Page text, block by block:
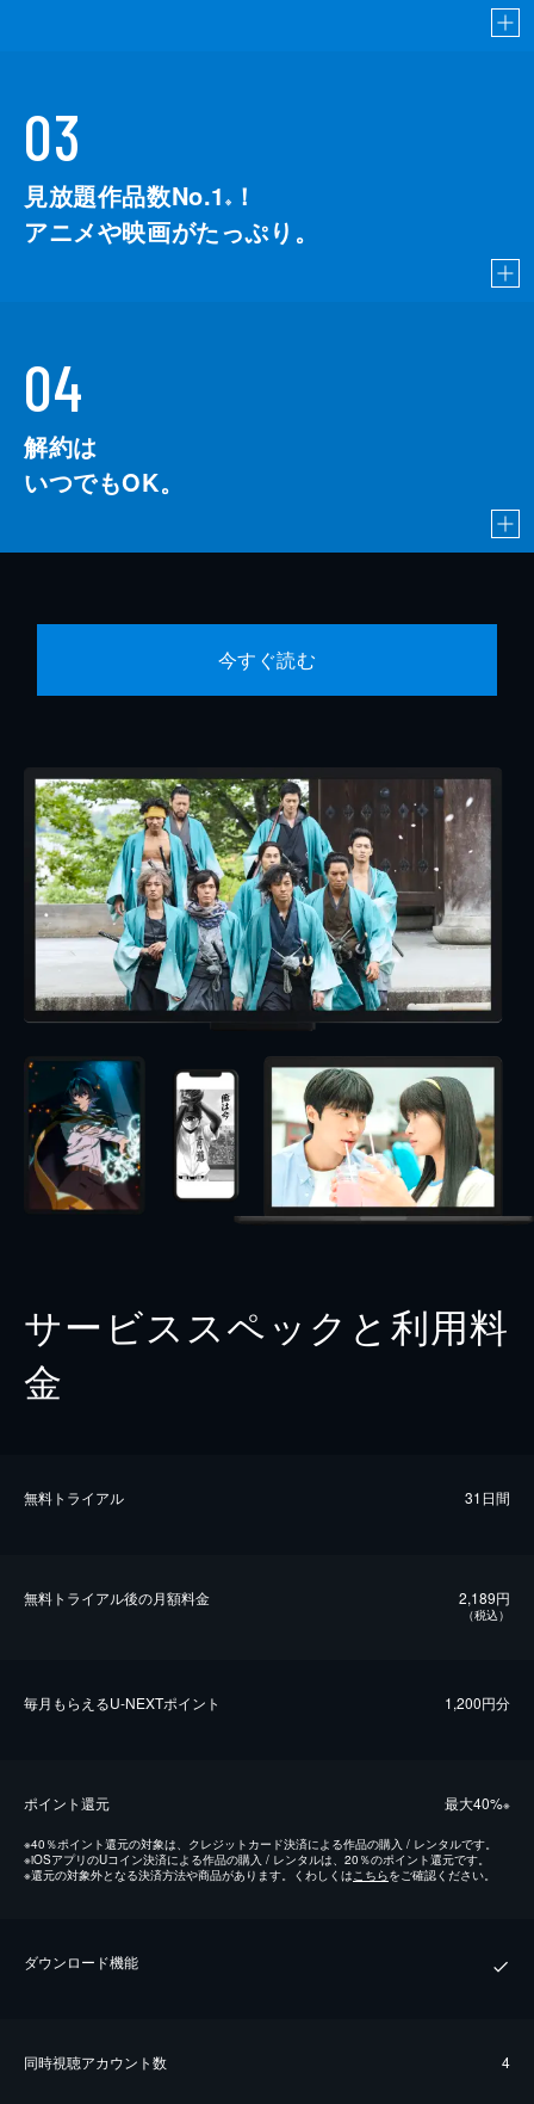
03
見放題作品数No.1 ※
！
アニメや映画がたっぷり。
04
解約は
いつでもOK。
今すぐ読む
サービススペックと利用料
金
無料トライアル 31日間
無料トライアル後の⽉額料金 2,189円
（税込）
毎⽉もらえるU-NEXTポイント 1,200円分
ポイント還元 最⼤40%※
※40％ポイント還元の対象は、クレジットカード決済による作品の購入 / レンタルです。
※iOSアプリのUコイン決済による作品の購入 / レンタルは、20％のポイント還元です。
※還元の対象外となる決済方法や商品があります。くわしくはこちらをご確認ください。
ダウンロード機能
同時視聴アカウント数 4